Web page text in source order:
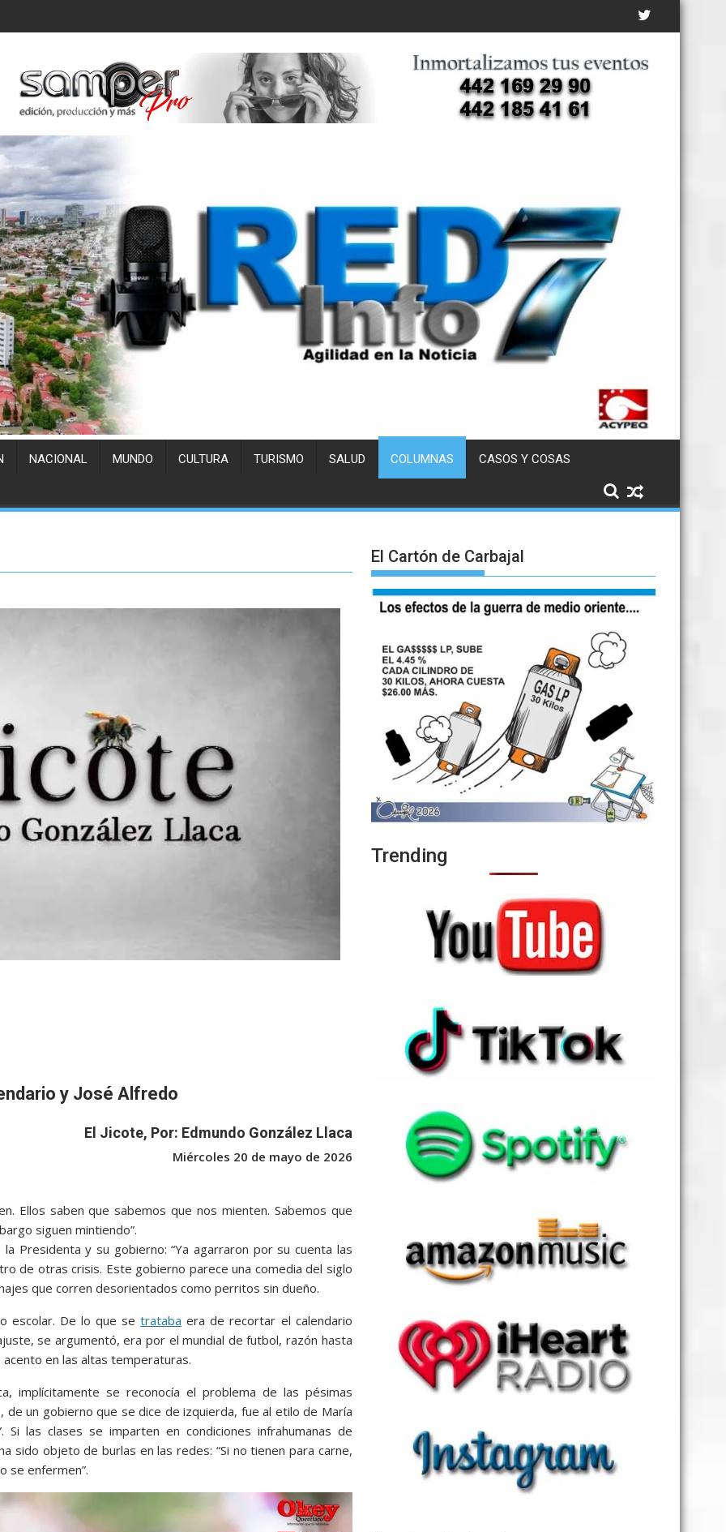
NACIONAL MUNDO CULTURA TURISMO SALUD COLUMNAS CASOS Y COSAS
y José Alfredo
El Jicote, Por: Edmundo González Llaca
Miércoles 20 de mayo de 2026
Ellos saben que sabemos que nos mienten. Sabemos que
siguen mintiendo”.
Presidenta y su gobierno: “Ya agarraron por su cuenta las
de otras crisis. Este gobierno parece una comedia del siglo
que corren desorientados como perritos sin dueño.
escolar. De lo que setrataba era de recortar el calendario
se argumentó, era por el mundial de futbol, razón hasta
en las altas temperaturas.
implícitamente se reconocía el problema de las pésimas
de un gobierno que se dice de izquierda, fue al etilo de María
Si las clases se imparten en condiciones infrahumanas de
sido objeto de burlas en las redes: “Si no tienen para carne,
se enfermen”.
El Cartón de Carbajal
Trending